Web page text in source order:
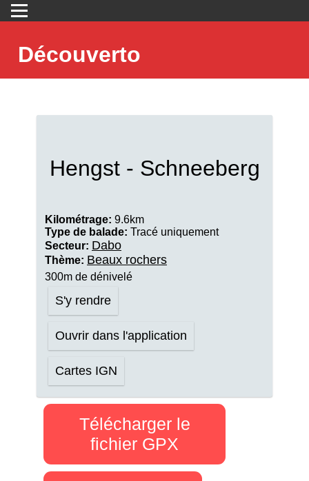
Découverto
Hengst - Schneeberg
Kilométrage: 9.6km
Type de balade: Tracé uniquement
Secteur: Dabo
Thème: Beaux rochers
300m de dénivelé
S'y rendre
Ouvrir dans l'application
Cartes IGN
Télécharger le
fichier GPX